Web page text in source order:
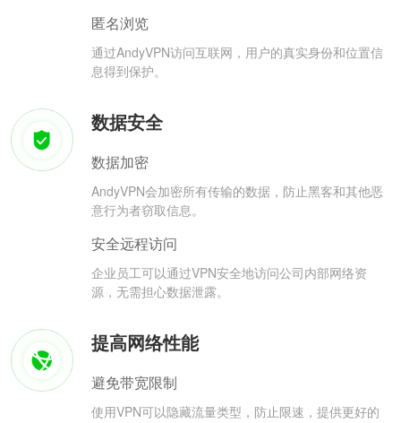
匿名浏览
通过AndyVPN访问互联网，用户的真实身份和位置信
息得到保护。
数据安全
数据加密
AndyVPN会加密所有传输的数据，防止黑客和其他恶
意行为者窃取信息。
安全远程访问
企业员工可以通过VPN安全地访问公司内部网络资
源，无需担心数据泄露。
提高网络性能
避免带宽限制
使用VPN可以隐藏流量类型，防止限速，提供更好的